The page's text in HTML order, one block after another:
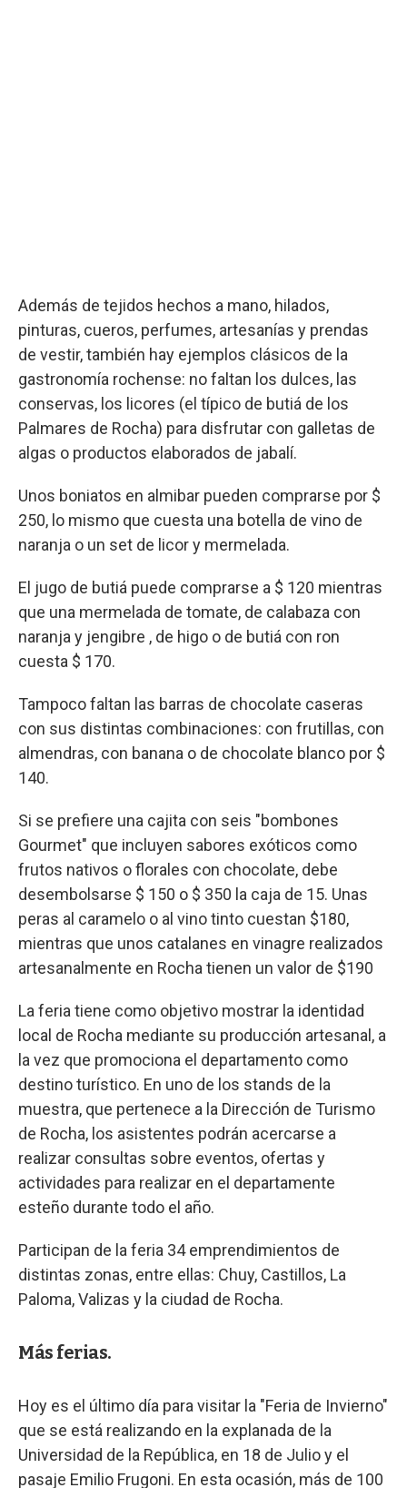
Además de tejidos hechos a mano, hilados,
pinturas, cueros, perfumes, artesanías y prendas
de vestir, también hay ejemplos clásicos de la
gastronomía rochense: no faltan los dulces, las
conservas, los licores (el típico de butiá de los
Palmares de Rocha) para disfrutar con galletas de
algas o productos elaborados de jabalí.
Unos boniatos en almibar pueden comprarse por $
250, lo mismo que cuesta una botella de vino de
naranja o un set de licor y mermelada.
El jugo de butiá puede comprarse a $ 120 mientras
que una mermelada de tomate, de calabaza con
naranja y jengibre , de higo o de butiá con ron
cuesta $ 170.
Tampoco faltan las barras de chocolate caseras
con sus distintas combinaciones: con frutillas, con
almendras, con banana o de chocolate blanco por $
140.
Si se prefiere una cajita con seis "bombones
Gourmet" que incluyen sabores exóticos como
frutos nativos o florales con chocolate, debe
desembolsarse $ 150 o $ 350 la caja de 15. Unas
peras al caramelo o al vino tinto cuestan $180,
mientras que unos catalanes en vinagre realizados
artesanalmente en Rocha tienen un valor de $190
La feria tiene como objetivo mostrar la identidad
local de Rocha mediante su producción artesanal, a
la vez que promociona el departamento como
destino turístico. En uno de los stands de la
muestra, que pertenece a la Dirección de Turismo
de Rocha, los asistentes podrán acercarse a
realizar consultas sobre eventos, ofertas y
actividades para realizar en el departamente
esteño durante todo el año.
Participan de la feria 34 emprendimientos de
distintas zonas, entre ellas: Chuy, Castillos, La
Paloma, Valizas y la ciudad de Rocha.
Más ferias.
Hoy es el último día para visitar la "Feria de Invierno"
que se está realizando en la explanada de la
Universidad de la República, en 18 de Julio y el
pasaje Emilio Frugoni. En esta ocasión, más de 100